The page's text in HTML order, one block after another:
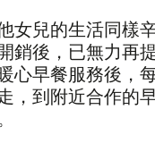
兒的生活同樣辛
銷後，已無力再
心早餐服務後，
，到附近合作的